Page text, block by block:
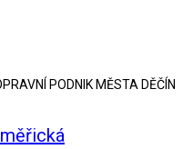
PODNIK MĚSTA DĚČÍN